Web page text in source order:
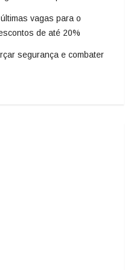
vagas para o
de até 20%
segurança e combater